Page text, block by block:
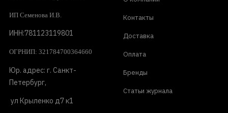
ИП Семенова И.В.
ИНН:781123119801
ОГРНИП: 321784700364660
Юр. адрес: г. Санкт-
Петербург,
ул Крыленко д7 к1
Контакты
Доставка
Оплата
Бренды
Статьи журнала